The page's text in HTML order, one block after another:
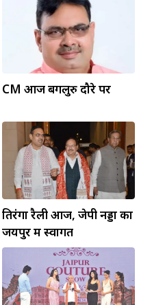
CM आज बेंगलुरु दौरे पर
तिरंगा रैली आज, जेपी नड्डा का
जयपुर में स्वागत